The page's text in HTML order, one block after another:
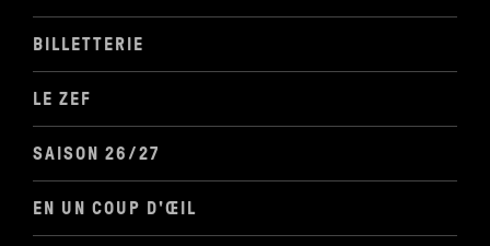
BILLETTERIE
LE ZEF
SAISON 26/27
EN UN COUP D'ŒIL